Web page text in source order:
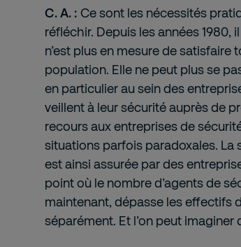
C. A. : Ce sont les nécessités
réfléchir. Depuis les années 1980,
n’est plus en mesure de
population. Elle ne peut plus se
en particulier au sein des
veillent à leur sécurité auprès de
recours aux entreprises de
situations parfois paradoxales.
est ainsi assurée par des
point où le nombre d’agents de
maintenant, dépasse les effectifs
séparément. Et l’on peut